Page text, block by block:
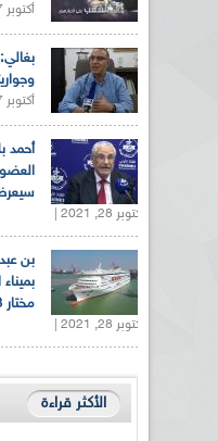
أكتوبر 27, 2021 |
أكتوبر 27, 2021 |
أحمد
أكتوبر 28, 2021 |
بن
مختار 3...
أكتوبر 28, 2021 |
الأكثر قراءة